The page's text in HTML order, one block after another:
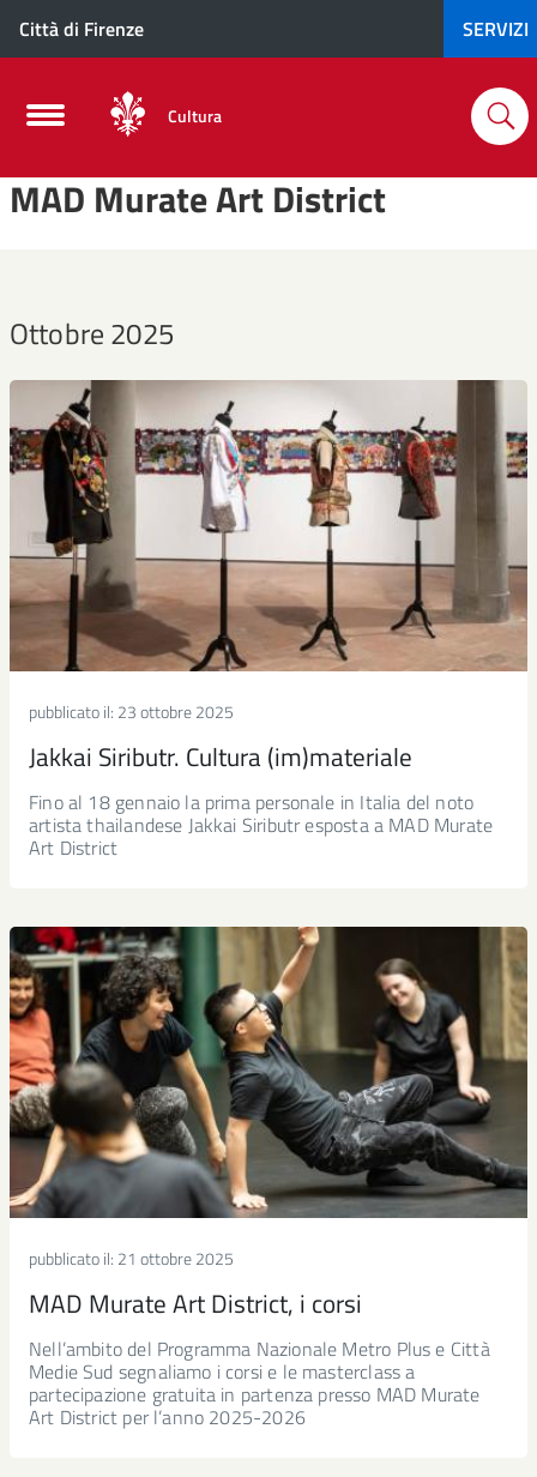
Città di Firenze SERVIZI
Cultura
MAD Murate Art District
Ottobre 2025
pubblicato il: 23 ottobre 2025
Jakkai Siributr. Cultura (im)materiale
Fino al 18 gennaio la prima personale in Italia del noto
artista thailandese Jakkai Siributr esposta a MAD Murate
Art District
pubblicato il: 21 ottobre 2025
MAD Murate Art District, i corsi
Nell’ambito del Programma Nazionale Metro Plus e Città
Medie Sud segnaliamo i corsi e le masterclass a
partecipazione gratuita in partenza presso MAD Murate
Art District per l’anno 2025-2026